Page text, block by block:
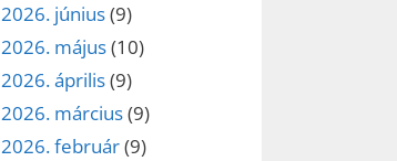
2026. június(9)
2026. május(10)
2026. április(9)
2026. március(9)
2026. február(9)